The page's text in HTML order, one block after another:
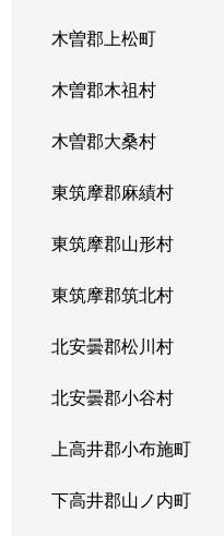
木曽郡上松町
木曽郡木祖村
木曽郡大桑村
東筑摩郡麻績村
東筑摩郡山形村
東筑摩郡筑北村
北安曇郡松川村
北安曇郡小谷村
上高井郡小布施町
下高井郡山ノ内町